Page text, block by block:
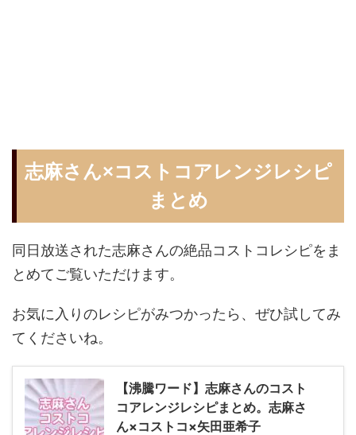
志麻さん×コストコアレンジレシピ
まとめ
同日放送された志麻さんの絶品コストコレシピをま
とめてご覧いただけます。
お気に入りのレシピがみつかったら、ぜひ試してみ
てくださいね。
【沸騰ワード】志麻さんのコスト
コアレンジレシピまとめ。志麻さ
ん×コストコ×矢田亜希子